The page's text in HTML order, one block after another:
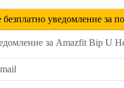
безплатно уведомление за
за Amazfit Bip U